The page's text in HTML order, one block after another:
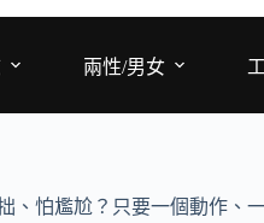
兩性/男女
、怕尷尬？只要一個動作、